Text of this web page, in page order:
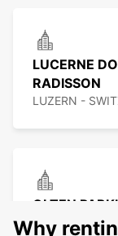
LUCERNE
RADISSON
LUZERN -
OLTEN
OLTEN -
Why